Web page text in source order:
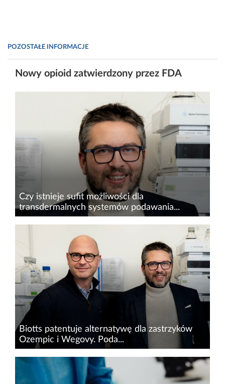
POZOSTAŁE INFORMACJE
Nowy opioid zatwierdzony przez FDA
Czy istnieje sufit możliwości dla
transdermalnych systemów podawania...
Biotts, wrocławska spółka biofarmaceutyczna,
prowadzi badania, dzięki którym przesuwa
dotychczasowe granice dla nośników
umożliwiających aplikację leków przez skórę
metodą transdermalną! Jak przyznaje...
Biotts patentuje alternatywę dla zastrzyków
Ozempic i Wegovy. Poda...
Biotts, biofarmaceutyczna spółka z Wrocławia,
to jeden z czołowych innowatorów na rynku